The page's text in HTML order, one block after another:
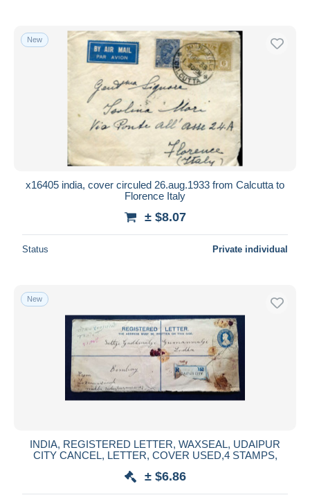
New
x16405 india, cover circuled 26.aug.1933 from Calcutta to
Florence Italy
± $8.07
Status Private individual
New
INDIA, REGISTERED LETTER, WAXSEAL, UDAIPUR
CITY CANCEL, LETTER, COVER USED,4 STAMPS,
± $6.86